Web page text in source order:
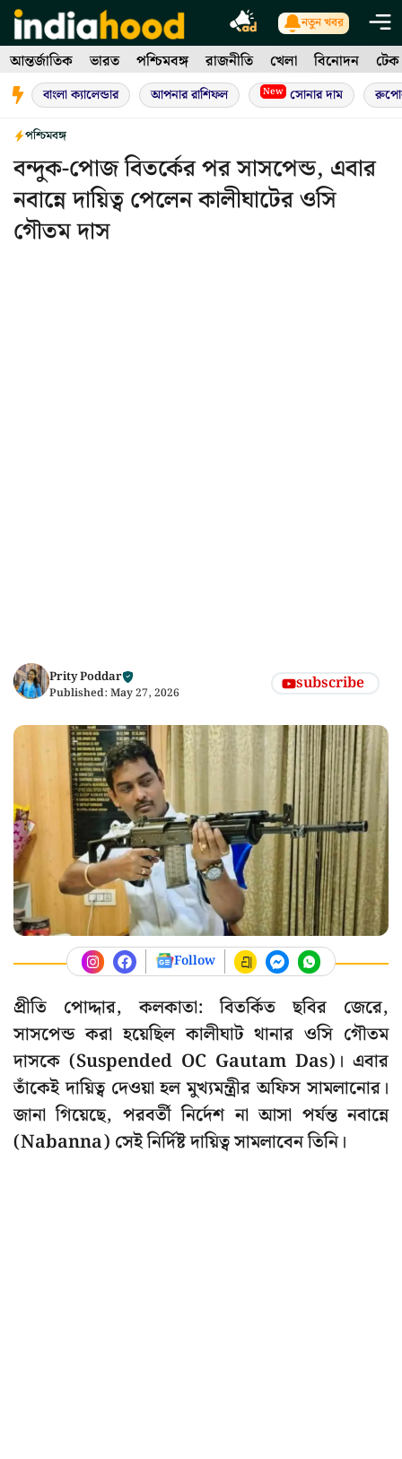
Skip
to
content
নতুন খবর
আন্তর্জাতিক ভারত পশ্চিমবঙ্গ রাজনীতি খেলা বিনোদন টেক
বাংলা ক্যালেন্ডার আপনার রাশিফল New সোনার দাম
পশ্চিমবঙ্গ
বন্দুক-পোজ বিতর্কের পর সাসপেন্ড, এবার
নবান্নে দায়িত্ব পেলেন কালীঘাটের ওসি
গৌতম দাস
Prity Poddar
Published: May 27, 2026 subscribe
Follow
প্রীতি পোদ্দার, কলকাতা: বিতর্কিত ছবির জেরে,
সাসপেন্ড করা হয়েছিল কালীঘাট থানার ওসি গৌতম
দাসকে (Suspended OC Gautam Das)। এবার
তাঁকেই দায়িত্ব দেওয়া হল মুখ্যমন্ত্রীর অফিস সামলানোর।
জানা গিয়েছে, পরবর্তী নির্দেশ না আসা পর্যন্ত নবান্নে
(Nabanna) সেই নির্দিষ্ট দায়িত্ব সামলাবেন তিনি।